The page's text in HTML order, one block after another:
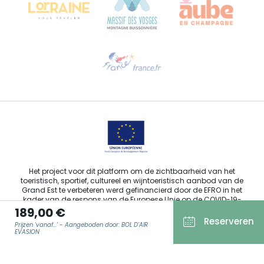
189,00 €
Prijzen 'vanaf...' - Aangeboden door: BOL D'AIR
EVASION
Reserveren
Stuur ons een e-mail
Het project voor dit platform om de zichtbaarheid van het
toeristisch, sportief, cultureel en wijntoeristisch aanbod van de
Grand Est te verbeteren werd gefinancierd door de EFRO in het
kader van de respons van de Europese Unie op de COVID-19-